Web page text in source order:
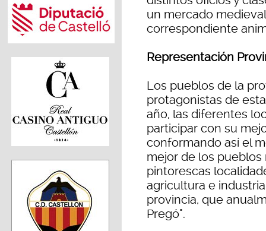
un mercado
correspondiente
Representación
Los pueblos de la
protagonistas de
año, las diferentes
participar con su
conformando así el
mejor de los pueblos
pintorescas
agricultura e
provincia, que
Pregó".